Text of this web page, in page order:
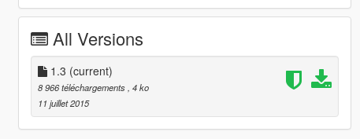
All Versions
1.3 (current)
8 966 téléchargements, 4 ko
11 juillet 2015